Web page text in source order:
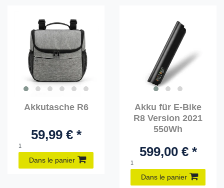
Akkutasche R6
59,99 € *
1
Dans le panier
Akku für E-Bike
R8 Version 2021
550Wh
599,00 € *
1
Dans le panier